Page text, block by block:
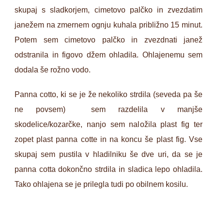
skupaj s sladkorjem, cimetovo palčko in zvezdatim
janežem na zmernem ognju kuhala približno 15 minut.
Potem sem cimetovo palčko in zvezdnati janež
odstranila in figovo džem ohladila. Ohlajenemu sem
dodala še rožno vodo.
Panna cotto, ki se je že nekoliko strdila (seveda pa še
ne povsem) sem razdelila v manjše
skodelice/kozarčke, nanjo sem naložila plast fig ter
zopet plast panna cotte in na koncu še plast fig. Vse
skupaj sem pustila v hladilniku še dve uri, da se je
panna cotta dokončno strdila in sladica lepo ohladila.
Tako ohlajena se je prilegla tudi po obilnem kosilu.